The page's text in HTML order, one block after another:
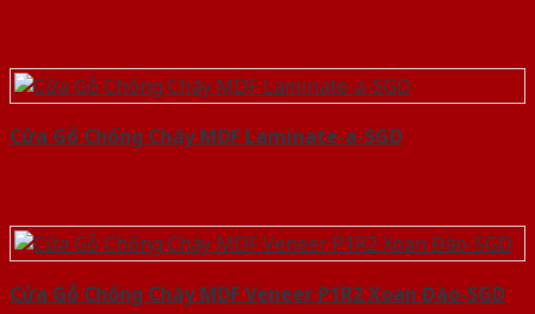
Cửa Gỗ Chống Cháy MDF Laminate-a-SGD
Cửa Gỗ Chống Cháy MDF Veneer P1R2 Xoan Đào-SGD